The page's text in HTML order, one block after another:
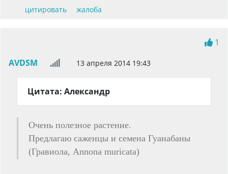
цитировать жалоба
1
AVDSM
13 апреля 2014 19:43
Цитата: Александр
Очень полезное растение.
Предлагаю саженцы и семена Гуанабаны
(Гравиола, Annona muricata)